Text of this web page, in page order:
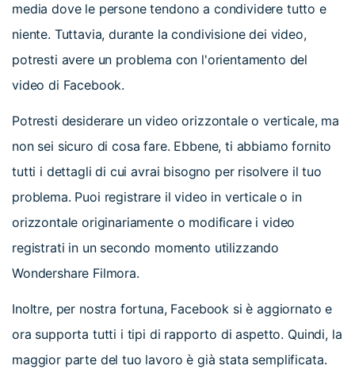
media dove le persone tendono a condividere tutto e
niente. Tuttavia, durante la condivisione dei video,
potresti avere un problema con l'orientamento del
video di Facebook.
Potresti desiderare un video orizzontale o verticale, ma
non sei sicuro di cosa fare. Ebbene, ti abbiamo fornito
tutti i dettagli di cui avrai bisogno per risolvere il tuo
problema. Puoi registrare il video in verticale o in
orizzontale originariamente o modificare i video
registrati in un secondo momento utilizzando
Wondershare Filmora.
Inoltre, per nostra fortuna, Facebook si è aggiornato e
ora supporta tutti i tipi di rapporto di aspetto. Quindi, la
maggior parte del tuo lavoro è già stata semplificata.